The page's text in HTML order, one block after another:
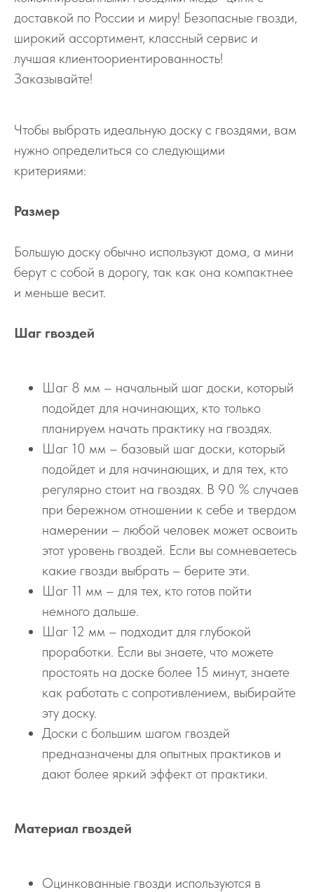
доставкой по России и миру! Безопасные гвозди,
широкий ассортимент, классный сервис и
лучшая клиентоориентированность!
Заказывайте!
Чтобы выбрать идеальную доску с гвоздями, вам
нужно определиться со следующими
критериями:
Размер
Большую доску обычно используют дома, а мини
берут с собой в дорогу, так как она компактнее
и меньше весит.
Шаг гвоздей
Шаг 8 мм – начальный шаг доски, который
подойдет для начинающих, кто только
планируем начать практику на гвоздях.
Шаг 10 мм – базовый шаг доски, который
подойдет и для начинающих, и для тех, кто
регулярно стоит на гвоздях. В 90 % случаев
при бережном отношении к себе и твердом
намерении – любой человек может освоить
этот уровень гвоздей. Если вы сомневаетесь
какие гвозди выбрать – берите эти.
Шаг 11 мм – для тех, кто готов пойти
немного дальше.
Шаг 12 мм – подходит для глубокой
проработки. Если вы знаете, что можете
простоять на доске более 15 минут, знаете
как работать с сопротивлением, выбирайте
эту доску.
Доски с большим шагом гвоздей
предназначены для опытных практиков и
дают более яркий эффект от практики.
Материал гвоздей
Оцинкованные гвозди используются в